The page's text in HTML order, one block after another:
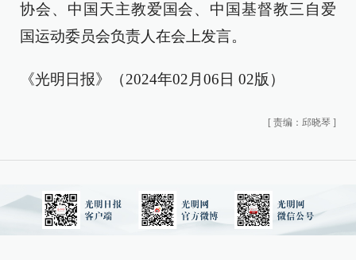
协会、中国天主教爱国会、中国基督教三自爱
国运动委员会负责人在会上发言。
《光明日报》（2024年02月06日 02版）
[ 责编：邱晓琴 ]